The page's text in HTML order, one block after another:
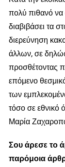
πολύ πιθανό να
διαβιβάσει τα
διερεύνηση
άλλων, σε
προσθέτοντας
επόμενο
των
τόσο σε εθνικό
Μαρία
Σου άρεσε το
παρόμοια